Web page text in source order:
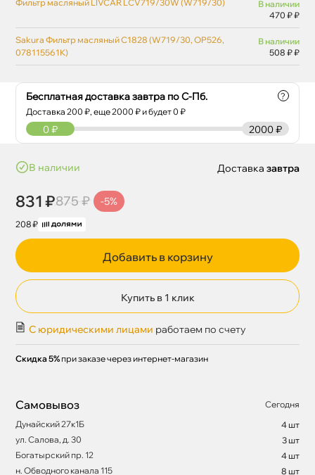
Бесплатная доставка завтра по С-Пб.
Доставка200 ₽, еще2000 ₽ и будет 0 ₽
?
2000 ₽
0 ₽
наличии
831 ₽875 ₽ -5%
208 ₽
Доставка завтра
Добавить в корзину
Купить в 1 клик
С юридическими лицами работаем по счету
Скидка 5% при заказе через интернет-магазин
Самовывоз
Сегодня
Дунайский 27к1Б
4 шт
ул. Салова, д. 30
3 шт
Богатырский пр. 12
4 шт
н. Обводного канала 115
8 шт
Фильтр масляный LIVCAR LCV719/30W (W719/30)
наличии
470 ₽ ₽
Sakura Фильтр масляный C1828 (W719/30, OP526,
078115561K)
наличии
508 ₽ ₽